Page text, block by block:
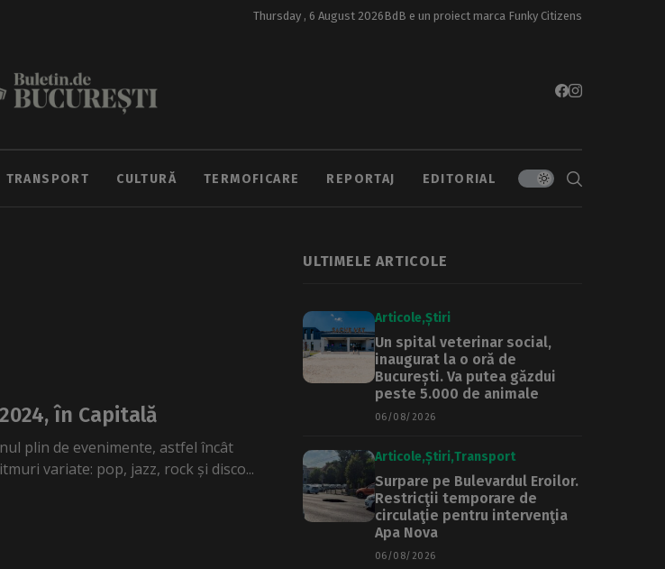
Thursday , 6 August 2026BdB e un proiect marca Funky Citizens
TRANSPORT CULTURĂ TERMOFICARE REPORTAJ EDITORIAL
în Capitală
plin de evenimente, astfel încât
variate: pop, jazz, rock și disco...
ULTIMELE ARTICOLE
Articole Știri
Un spital veterinar social,
inaugurat la o oră de
București. Va putea găzdui
peste 5.000 de animale
06/08/2026
Articole Știri Transport
Surpare pe Bulevardul Eroilor.
Restricţii temporare de
circulaţie pentru intervenţia
Apa Nova
06/08/2026